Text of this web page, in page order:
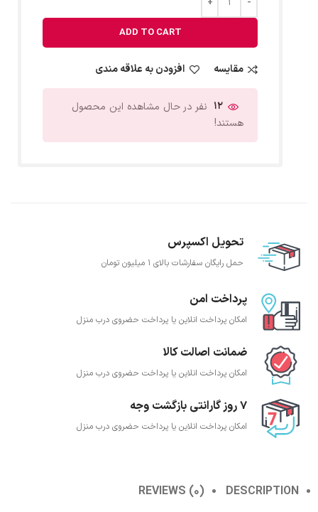
ADD TO CART
مقایسه افزودن به علاقه مندی
12 نفر در حال مشاهده این محصول
هستند!
تحویل اکسپرس
حمل رایگان سفارشات بالای 1 میلیون تومان
پرداخت امن
امکان پرداخت انلاین یا پرداخت حضروی درب منزل
ضمانت اصالت کالا
امکان پرداخت انلاین یا پرداخت حضروی درب منزل
7 روز گارانتی بازگشت وجه
امکان پرداخت انلاین یا پرداخت حضروی درب منزل
DESCRIPTION
REVIEWS (0)